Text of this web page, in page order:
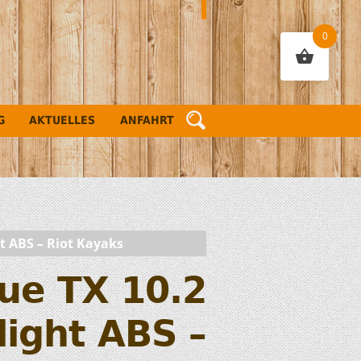
AKTUELLES ANFAHRT
– Riot Kayaks
TX 10.2
ABS –
0